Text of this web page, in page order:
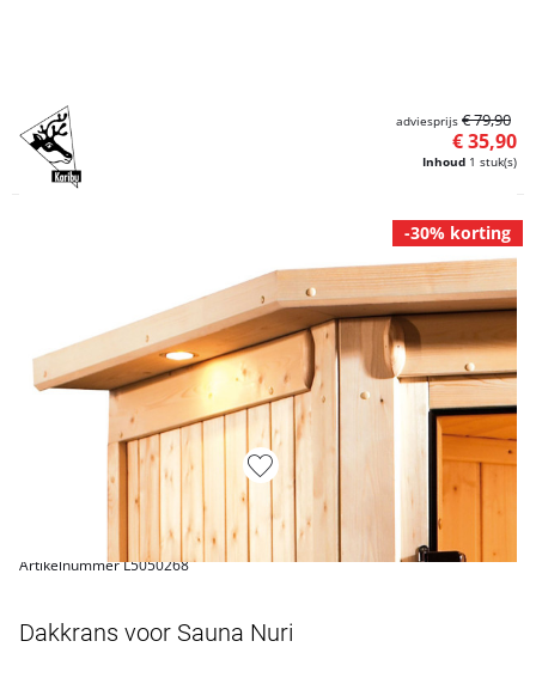
Inhoud 1 stuk(s)
€ 35,90
adviesprijs € 79,90
-30% korting
Artikelnummer L5050268
Dakkrans voor Sauna Nuri